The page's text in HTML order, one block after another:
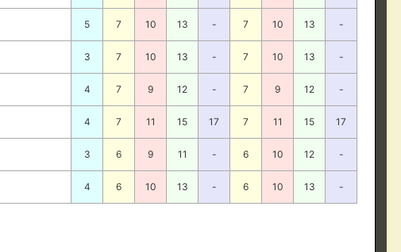
5 7 10 13 - 7 10 13 -
3 7 10 13 - 7 10 13 -
4 7 9 12 - 7 9 12 -
4 7 11 15 17 7 11 15 17
3 6 9 11 - 6 10 12 -
4 6 10 13 - 6 10 13 -